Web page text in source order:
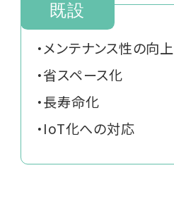
既設
・メンテナンス性の向上
・省スペース化
・長寿命化
・IoT化への対応